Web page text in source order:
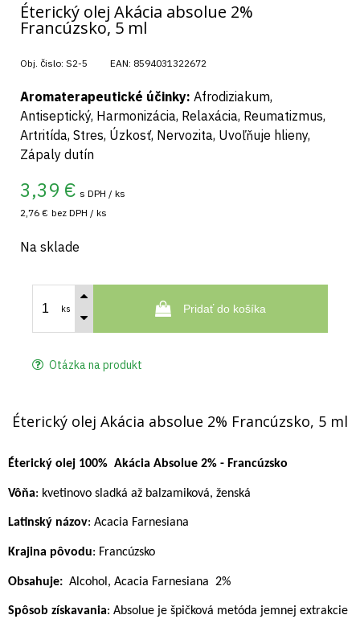
Éterický olej Akácia absolue 2%
Francúzsko, 5 ml
Obj. čislo: S2-5 EAN: 8594031322672
Aromaterapeutické účinky: Afrodiziakum,
Antiseptický, Harmonizácia, Relaxácia, Reumatizmus,
Artritída, Stres, Úzkosť, Nervozita, Uvoľňuje hlieny,
Zápaly dutín
3,39 € s DPH / ks
2,76 € bez DPH / ks
Na sklade
ks Pridať do košíka
Otázka na produkt
Éterický olej Akácia absolue 2% Francúzsko, 5 ml
Éterický olej 100% Akácia Absolue 2% - Francúzsko
Vôňa: kvetinovo sladká až balzamiková, ženská
Latinský názov: Acacia Farnesiana
Krajina pôvodu: Francúzsko
Obsahuje: Alcohol, Acacia Farnesiana 2%
Spôsob získavania: Absolue je špičková metóda jemnej extrakcie